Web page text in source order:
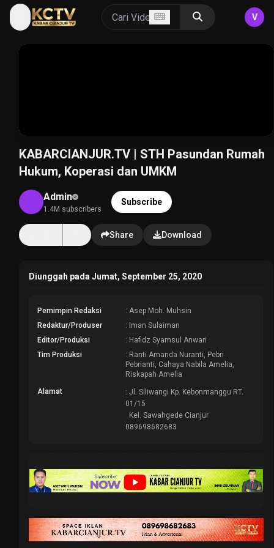
V
KABARCIANJUR.TV | STH Pasundan Rumah
Hukum, Koperasi dan UMKM
Admin
1.4M subscribers
Subscribe
Share Download
Diunggah pada Jumat, September 25, 2020
Pemimpin Redaksi
: Asep Moh. Muhsin
Redaktur/Produser
: Iman Sulaiman
Editor/Produksi
: Hafidz Syamsul Anwari
Tim Produksi
: Ranti Amanda Nuranti, Pebri
Pebrianti, Cahaya Nabila Amelia,
Riskapah Amelia
Alamat
: Jl. Siliwangi Kp. Kebonmanggu RT.
01/15
Kel. Sawahgede Cianjur
089698682683